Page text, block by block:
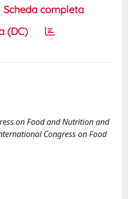
Scheda completa
(DC)
on Food and Nutrition and
Congress on Food